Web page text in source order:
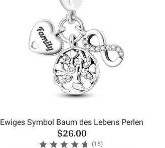
Ewiges Symbol Baum des Lebens Perlen
$26.00
(15)